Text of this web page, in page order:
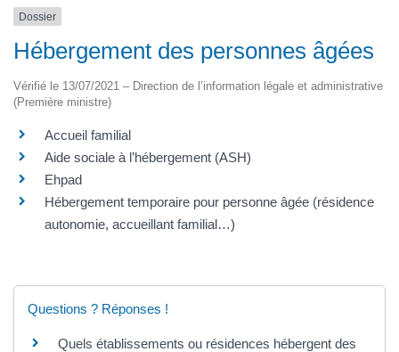
Dossier
Hébergement des personnes âgées
Vérifié le 13/07/2021 – Direction de l’information légale et administrative
(Première ministre)
Accueil familial
Aide sociale à l’hébergement (ASH)
Ehpad
Hébergement temporaire pour personne âgée (résidence
autonomie, accueillant familial…)
Questions ? Réponses !
Quels établissements ou résidences hébergent des